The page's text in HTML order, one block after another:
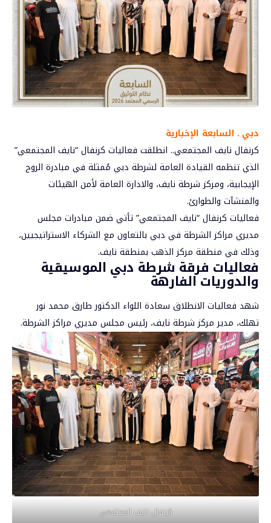
دبي ـ السابعة الإخبارية
كرنفال نايف المجتمعي.. انطلقت فعاليات كرنفال “نايف المجتمعي”
الذي تنظمه القيادة العامة لشرطة دبي مُمثلة في مبادرة الروح
الإيجابية، ومركزشرطة نايف، والادارة العامة لأمن الهيئات
والمنشآت والطوارئ.
فعاليات كرنفال “نايف المجتمعي” تأتي ضمن مبادرات مجلس
مديري مراكز الشرطة في دبي بالتعاون مع الشركاء الاستراتيجيين،
وذلك في منطقة مركز الذهب بمنطقة نايف.
فعاليات فرقة شرطة دبي الموسيقية
والدوريات الفارهة
شهد فعاليات الانطلاق سعادة اللواء الدكتور طارق محمد نور
تهلك، مدير مركز شرطة نايف، رئيس مجلس مديري مراكز الشرطة.
كرنفال نايف المجتمعي